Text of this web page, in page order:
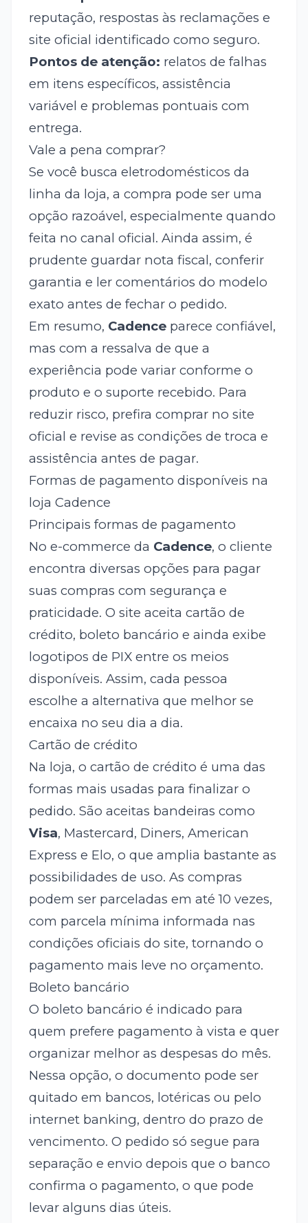
reputação, respostas às reclamações e
site oficial identificado como seguro.
Pontos de atenção: relatos de falhas
em itens específicos, assistência
variável e problemas pontuais com
entrega.
Vale a pena comprar?
Se você busca eletrodomésticos da
linha da loja, a compra pode ser uma
opção razoável, especialmente quando
feita no canal oficial. Ainda assim, é
prudente guardar nota fiscal, conferir
garantia e ler comentários do modelo
exato antes de fechar o pedido.
Em resumo, Cadenceparece confiável,
mas com a ressalva de que a
experiência pode variar conforme o
produto e o suporte recebido. Para
reduzir risco, prefira comprar no site
oficial e revise as condições de troca e
assistência antes de pagar.
Formas de pagamento disponíveis na
loja Cadence
Principais formas de pagamento
No e-commerce da Cadence, o cliente
encontra diversas opções para pagar
suas compras com segurança e
praticidade. O site aceita cartão de
crédito, boleto bancário e ainda exibe
logotipos de PIX entre os meios
disponíveis. Assim, cada pessoa
escolhe a alternativa que melhor se
encaixa no seu dia a dia.
Cartão de crédito
Na loja, o cartão de crédito é uma das
formas mais usadas para finalizar o
pedido. São aceitas bandeiras como
Visa, Mastercard, Diners, American
Express e Elo, o que amplia bastante as
possibilidades de uso. As compras
podem ser parceladas em até 10 vezes,
com parcela mínima informada nas
condições oficiais do site, tornando o
pagamento mais leve no orçamento.
Boleto bancário
O boleto bancário é indicado para
quem prefere pagamento à vista e quer
organizar melhor as despesas do mês.
Nessa opção, o documento pode ser
quitado em bancos, lotéricas ou pelo
internet banking, dentro do prazo de
vencimento. O pedido só segue para
separação e envio depois que o banco
confirma o pagamento, o que pode
levar alguns dias úteis.